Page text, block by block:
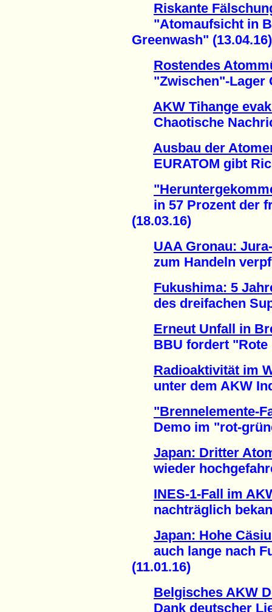
Riskante
"Atomaufsicht in
Greenwash" (13.04.16)
Rostendes
"Zwischen"-Lager
AKW Tihange
Chaotische
Ausbau der
EURATOM gibt
in 57 Prozent der
(18.03.16)
UAA Gronau:
zum Handeln
Fukushima: 5
des dreifachen
Erneut Unfall in
BBU fordert "Rote
Radioaktivität im
unter dem AKW
"Brennelemente-
Demo im "rot-
Japan: Dritter
wieder
INES-1-Fall im
nachträglich
Japan: Hohe
auch lange nach
(11.01.16)
Belgisches AKW
Dank deutscher